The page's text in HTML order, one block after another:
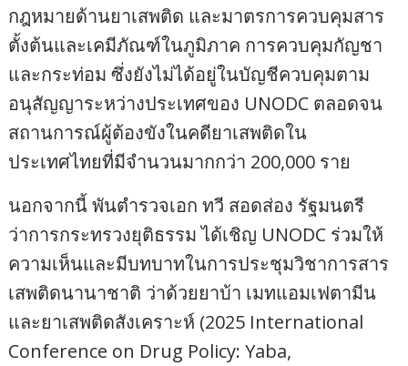
กฎหมายด้านยาเสพติด และมาตรการควบคุมสาร
ตั้งต้นและเคมีภัณฑ์ในภูมิภาค การควบคุมกัญชา
และกระท่อม ซึ่งยังไม่ได้อยู่ในบัญชีควบคุมตาม
อนุสัญญาระหว่างประเทศของ UNODC ตลอดจน
สถานการณ์ผู้ต้องขังในคดียาเสพติดใน
ประเทศไทยที่มีจำนวนมากกว่า 200,000 ราย
นอกจากนี้ พันตำรวจเอก ทวี สอดส่อง รัฐมนตรี
ว่าการกระทรวงยุติธรรม ได้เชิญ UNODC ร่วมให้
ความเห็นและมีบทบาทในการประชุมวิชาการสาร
เสพติดนานาชาติ ว่าด้วยยาบ้า เมทแอมเฟตามีน
และยาเสพติดสังเคราะห์ (2025 International
Conference on Drug Policy: Yaba,